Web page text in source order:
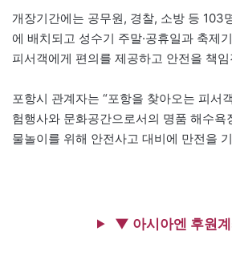
개장기간에는 공무원, 경찰, 소방 등 103
에 배치되고 성수기 주말·공휴일과 축제
피서객에게 편의를 제공하고 안전을 책임
포항시 관계자는 “포항을 찾아오는 피서
험행사와 문화공간으로서의 명품 해수욕
물놀이를 위해 안전사고 대비에 만전을
▼ 아시아엔 후원